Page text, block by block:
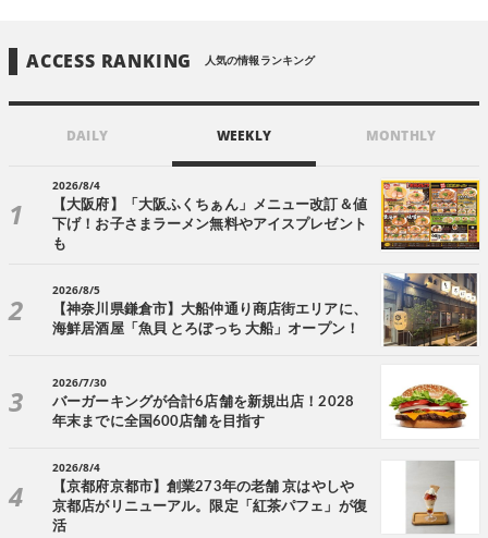
ACCESS RANKING 人気の情報ランキング
DAILY WEEKLY MONTHLY
2026/8/4
【大阪府】「大阪ふくちぁん」メニュー改訂＆値
下げ！お子さまラーメン無料やアイスプレゼント
も
2026/8/5
【神奈川県鎌倉市】大船仲通り商店街エリアに、
海鮮居酒屋「魚貝 とろぼっち 大船」オープン！
2026/7/30
バーガーキングが合計6店舗を新規出店！2028
年末までに全国600店舗を目指す
2026/8/4
【京都府京都市】創業273年の老舗 京はやしや
京都店がリニューアル。限定「紅茶パフェ」が復
活